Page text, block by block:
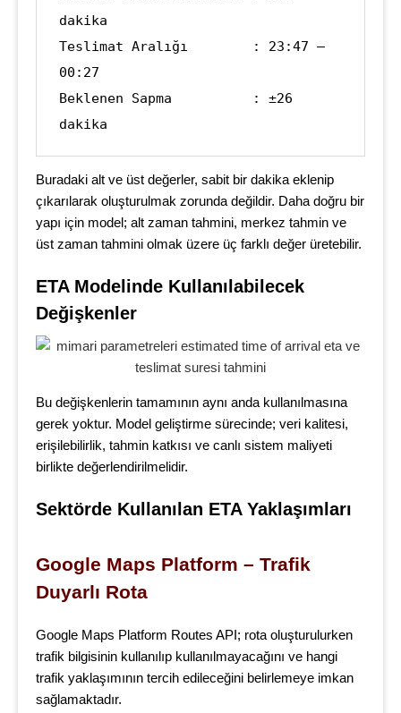
dakika
Teslimat Aralığı        : 23:47 –
00:27
Beklenen Sapma          : ±26
dakika
Buradaki alt ve üst değerler, sabit bir dakika eklenip
çıkarılarak oluşturulmak zorunda değildir. Daha doğru bir
yapı için model; alt zaman tahmini, merkez tahmin ve
üst zaman tahmini olmak üzere üç farklı değer üretebilir.
ETA Modelinde Kullanılabilecek
Değişkenler
Bu değişkenlerin tamamının aynı anda kullanılmasına
gerek yoktur. Model geliştirme sürecinde; veri kalitesi,
erişilebilirlik, tahmin katkısı ve canlı sistem maliyeti
birlikte değerlendirilmelidir.
Sektörde Kullanılan ETA Yaklaşımları
Google Maps Platform – Trafik
Duyarlı Rota
Google Maps Platform Routes API; rota oluşturulurken
trafik bilgisinin kullanılıp kullanılmayacağını ve hangi
trafik yaklaşımının tercih edileceğini belirlemeye imkan
sağlamaktadır.